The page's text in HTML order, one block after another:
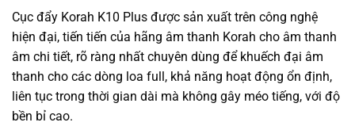
Cục đẩy Korah K10 Plus được sản xuất trên công nghệ
hiện đại, tiến tiến của hãng âm thanh Korah cho âm thanh
âm chi tiết, rõ ràng nhất chuyên dùng để khuếch đại âm
thanh cho các dòng loa full, khả năng hoạt động ổn định,
liên tục trong thời gian dài mà không gây méo tiếng, với độ
bền bỉ cao.